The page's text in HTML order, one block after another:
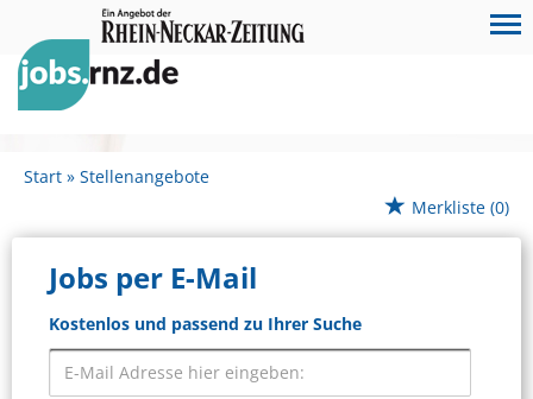
Start
Stellenangebote
Merkliste (0)
Jobs per E-Mail
Kostenlos und passend zu Ihrer Suche